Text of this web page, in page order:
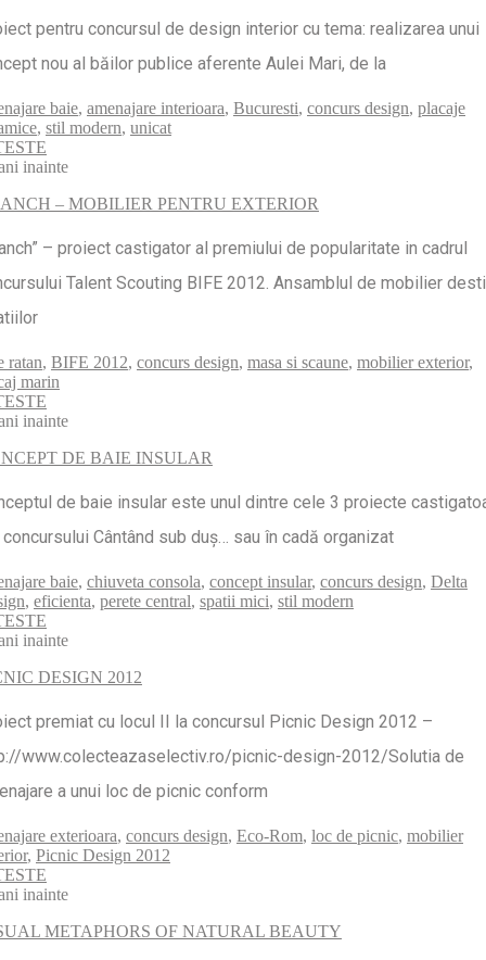
pentru concursul de design interior cu tema: realizarea unui
nou al băilor publice aferente Aulei Mari, de la
baie, amenajare interioara, Bucuresti, concurs design, placaje
, stil modern, unicat
inainte
– MOBILIER PENTRU EXTERIOR
– proiect castigator al premiului de popularitate in cadrul
Talent Scouting BIFE 2012. Ansamblul de mobilier
ratan, BIFE 2012, concurs design, masa si scaune, mobilier exterior,
marin
inainte
DE BAIE INSULAR
de baie insular este unul dintre cele 3 proiecte
Cântând sub duş… sau în cadă organizat
baie, chiuveta consola, concept insular, concurs design, Delta
, eficienta, perete central, spatii mici, stil modern
inainte
DESIGN 2012
premiat cu locul II la concursul Picnic Design 2012 –
www.colecteazaselectiv.ro/picnic-design-2012/Solutia de
a unui loc de picnic conform
exterioara, concurs design, Eco-Rom, loc de picnic, mobilier
, Picnic Design 2012
inainte
METAPHORS OF NATURAL BEAUTY